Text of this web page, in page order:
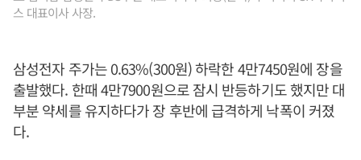
스 대표이사 사장.
삼성전자 주가는 0.63%(300원) 하락한 4만7450원에 장을
출발했다. 한때 4만7900원으로 잠시 반등하기도 했지만 대
부분 약세를 유지하다가 장 후반에 급격하게 낙폭이 커졌
다.